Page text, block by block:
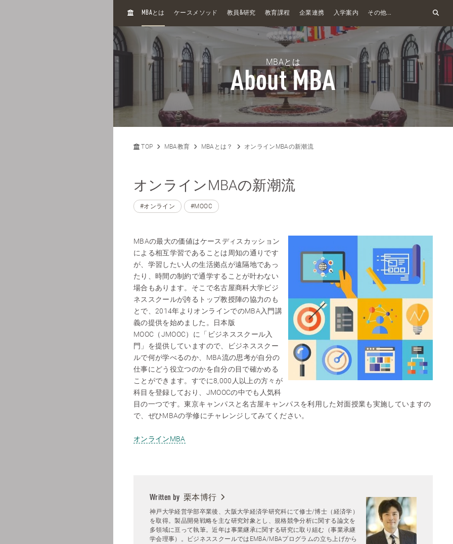
H
MBAとは ケースメソッド 教員&研究 教育課程 企業連携 入学案内 その他...
MBAとは
About MBA
TOP MBA教育 MBAとは？ オンラインMBAの新潮流
オンラインMBAの新潮流
#オンライン #MOOC
MBAの最大の価値はケースディスカッション
による相互学習であることは周知の通りです
が、学習したい人の生活拠点が遠隔地であっ
たり、時間の制約で通学することが叶わない
場合もあります。そこで名古屋商科大学ビジ
ネススクールが誇るトップ教授陣の協力のも
とで、2014年よりオンラインでのMBA入門講
義の提供を始めました。日本版
MOOC（JMOOC）に「ビジネススクール入
門」を提供していますので、ビジネススクー
ルで何が学べるのか、MBA流の思考が自分の
仕事にどう役立つのかを自分の目で確かめる
ことができます。すでに8,000人以上の方々が
科目を登録しており、JMOOCの中でも人気科
目の一つです。東京キャンパスと名古屋キャンパスを利用した対面授業も実施していますの
で、ぜひMBAの学修にチャレンジしてみてください。
オンラインMBA
Written by 栗本博行
神戸大学経営学部卒業後、大阪大学経済学研究科にて修士/博士（経済学）
を取得。製品開発戦略を主な研究対象とし、規格競争分析に関する論文を
多領域に亘って執筆。近年は事業継承に関する研究に取り組む（事業承継
学会理事）。ビジネススクールではEMBA/MBAプログラムの立ち上げから